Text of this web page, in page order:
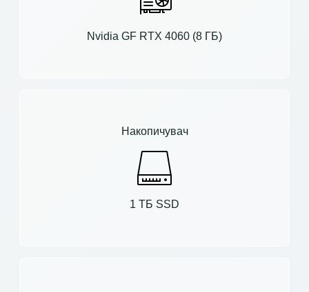
Nvidia GF RTX 4060 (8 ГБ)
Накопичувач
1 ТБ SSD